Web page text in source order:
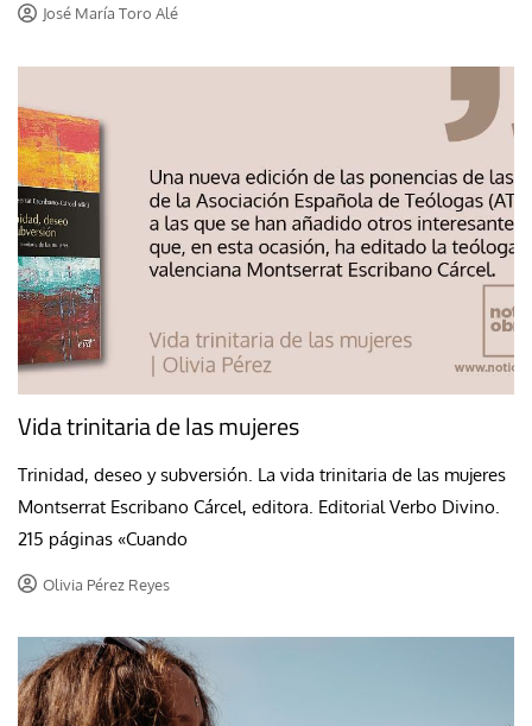
José María Toro Alé
Vida trinitaria de las mujeres
Trinidad, deseo y subversión. La vida trinitaria de las mujeres
Montserrat Escribano Cárcel, editora. Editorial Verbo Divino.
215 páginas «Cuando
Olivia Pérez Reyes